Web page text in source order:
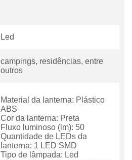
Led
campings, residências, entre
outros
Material da lanterna: Plástico
ABS
Cor da lanterna: Preta
Fluxo luminoso (lm): 50
Quantidade de LEDs da
lanterna: 1 LED SMD
Tipo de lâmpada: Led